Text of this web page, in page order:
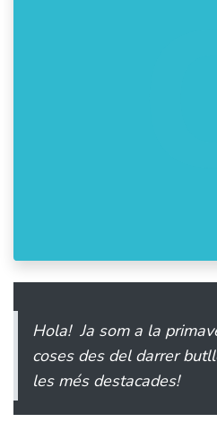
Hola! Ja som a la
coses des del darrer
les més destacades!